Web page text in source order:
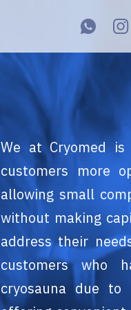
We at Cryomed
customers more
allowing small
without making
address their
customers who
cryosauna due